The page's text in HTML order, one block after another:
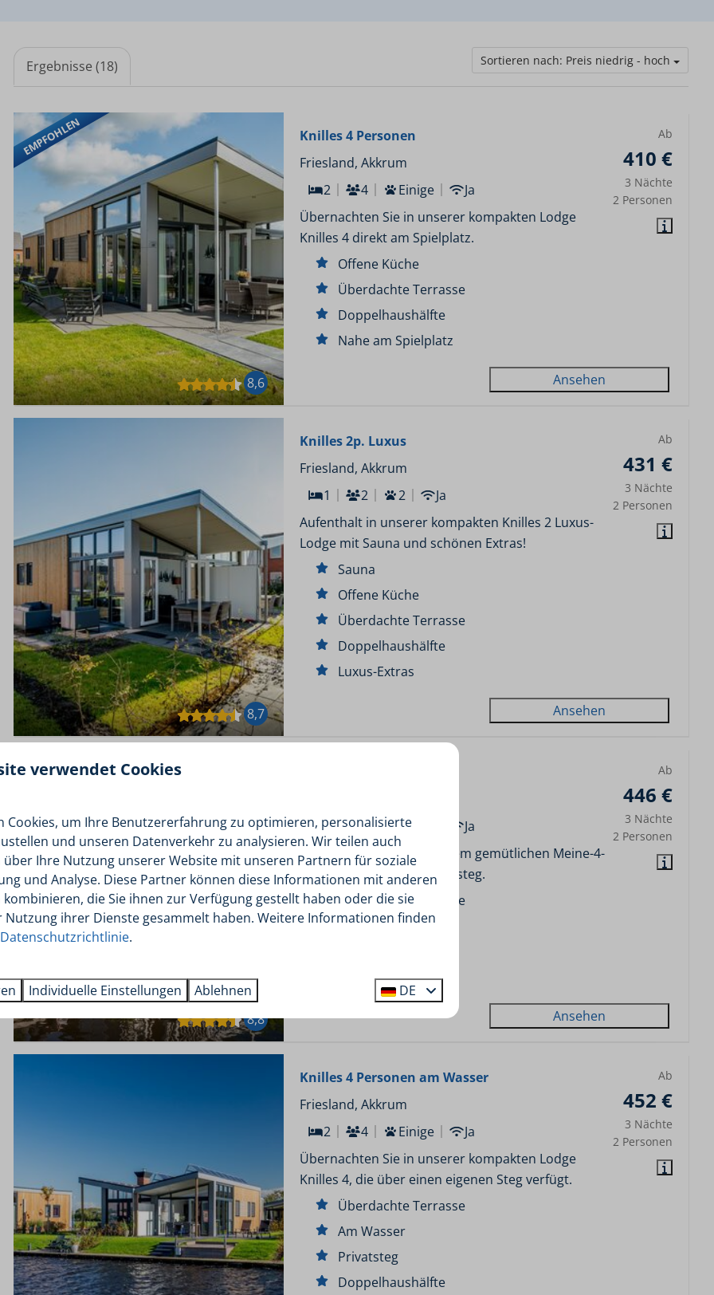
Sortieren nach: Preis niedrig - hoch
Ergebnisse (18)
EMPFOHLEN
8,6
Ab
410 €
3 Nächte
2 Personen
Knilles 4 Personen
Friesland, Akkrum
2
4 Einige
Ja
Übernachten Sie in unserer kompakten Lodge
Knilles 4 direkt am Spielplatz.
Offene Küche
Überdachte Terrasse
Doppelhaushälfte
Nahe am Spielplatz
Ansehen
8,7
Ab
431 €
3 Nächte
2 Personen
Knilles 2p. Luxus
Friesland, Akkrum
1
2 2
Ja
Aufenthalt in unserer kompakten Knilles 2 Luxus-
Lodge mit Sauna und schönen Extras!
Sauna
Offene Küche
Überdachte Terrasse
Doppelhaushälfte
Luxus-Extras
Ansehen
8,8
Ab
446 €
3 Nächte
2 Personen
2
4 Einige
Ja
Übernachten Sie in unserem gemütlichen Meine-4-
Chalet mit privatem Bootssteg.
Überdachte Terrasse
Am Wasser
Freistehend
Ansehen
Ab
452 €
3 Nächte
2 Personen
Knilles 4 Personen am Wasser
Friesland, Akkrum
2
4 Einige
Ja
Übernachten Sie in unserer kompakten Lodge
Knilles 4, die über einen eigenen Steg verfügt.
Überdachte Terrasse
Am Wasser
Privatsteg
Doppelhaushälfte
verwendet Cookies
Cookies, um Ihre Benutzererfahrung zu optimieren, personalisierte
und unseren Datenverkehr zu analysieren. Wir teilen auch
Ihre Nutzung unserer Website mit unseren Partnern für soziale
und Analyse. Diese Partner können diese Informationen mit anderen
die Sie ihnen zur Verfügung gestellt haben oder die sie
ihrer Dienste gesammelt haben. Weitere Informationen finden
Datenschutzrichtlinie.
Individuelle Einstellungen Ablehnen DE